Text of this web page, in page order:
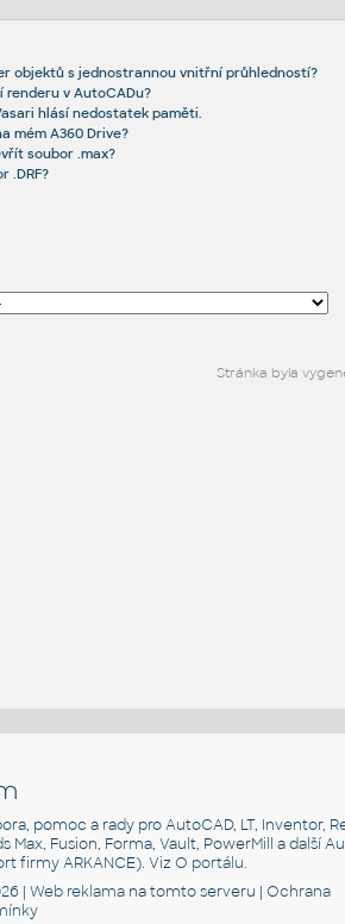
objektů s jednostrannou vnitřní průhledností?
renderu v AutoCADu?
hlásí nedostatek paměti.
mém A360 Drive?
soubor .max?
.DRF?
Stránka byla
pomoc a rady pro AutoCAD, LT, Inventor,
Max, Fusion, Forma, Vault, PowerMill a další
firmy ARKANCE). VizO portálu.
|Web reklama na tomto serveru |Ochrana